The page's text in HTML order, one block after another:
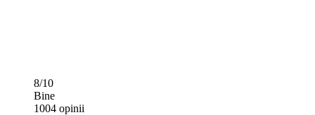
8/10
Bine
1004 opinii